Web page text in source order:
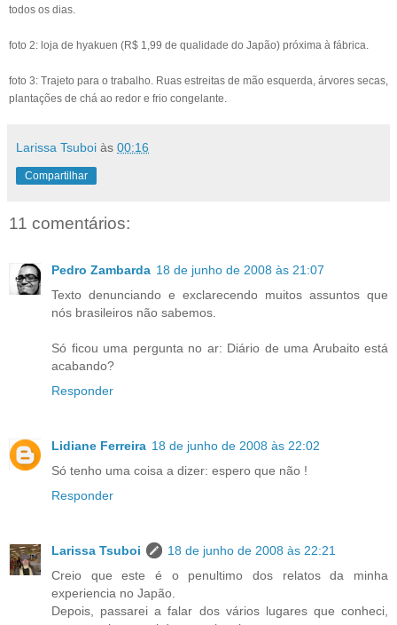
todos os dias.
foto 2: loja de hyakuen (R$ 1,99 de qualidade do Japão) próxima à fábrica.
foto 3: Trajeto para o trabalho. Ruas estreitas de mão esquerda, árvores secas,
plantações de chá ao redor e frio congelante.
Larissa Tsuboi às 00:16
Compartilhar
11 comentários:
Pedro Zambarda 18 de junho de 2008 às 21:07
Texto denunciando e exclarecendo muitos assuntos que
nós brasileiros não sabemos.
Só ficou uma pergunta no ar: Diário de uma Arubaito está
acabando?
Responder
Lidiane Ferreira 18 de junho de 2008 às 22:02
Só tenho uma coisa a dizer: espero que não !
Responder
Larissa Tsuboi
18 de junho de 2008 às 22:21
Creio que este é o penultimo dos relatos da minha
experiencia no Japão.
Depois, passarei a falar dos vários lugares que conheci,